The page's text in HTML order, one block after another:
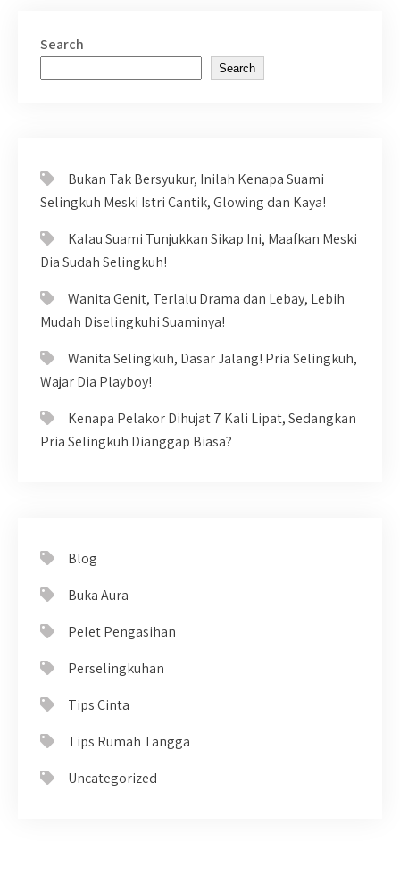
Search
Search
Bukan Tak Bersyukur, Inilah Kenapa Suami
Selingkuh Meski Istri Cantik, Glowing dan Kaya!
Kalau Suami Tunjukkan Sikap Ini, Maafkan Meski
Dia Sudah Selingkuh!
Wanita Genit, Terlalu Drama dan Lebay, Lebih
Mudah Diselingkuhi Suaminya!
Wanita Selingkuh, Dasar Jalang! Pria Selingkuh,
Wajar Dia Playboy!
Kenapa Pelakor Dihujat 7 Kali Lipat, Sedangkan
Pria Selingkuh Dianggap Biasa?
Blog
Buka Aura
Pelet Pengasihan
Perselingkuhan
Tips Cinta
Tips Rumah Tangga
Uncategorized